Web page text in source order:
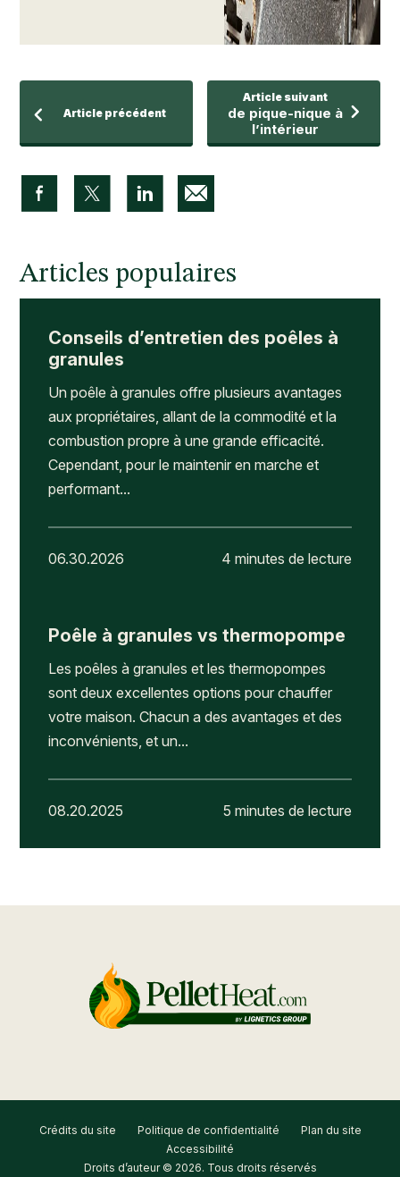
Article précédent
Article suivant
de pique-nique à
l’intérieur
Articles populaires
Conseils d’entretien des poêles à
granules
Un poêle à granules offre plusieurs avantages
aux propriétaires, allant de la commodité et la
combustion propre à une grande efficacité.
Cependant, pour le maintenir en marche et
performant...
06.30.2026 4 minutes de lecture
Poêle à granules vs thermopompe
Les poêles à granules et les thermopompes
sont deux excellentes options pour chauffer
votre maison. Chacun a des avantages et des
inconvénients, et un...
08.20.2025 5 minutes de lecture
Crédits du site Politique de confidentialité
Plan du site
Accessibilité
Droits d’auteur © 2026. Tous droits réservés